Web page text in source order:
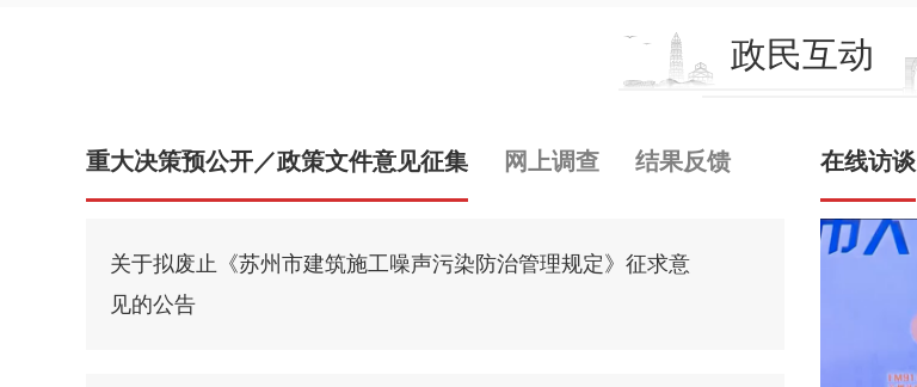
政民互动
重大决策预公开／政策文件意见征集 网上调查 结果反馈
关于拟废止《苏州市建筑施工噪声污染防治管理规定》征求意
见的公告
在线访谈